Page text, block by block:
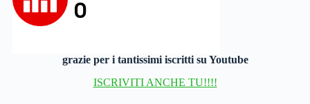
grazie per i tantissimi iscritti su Youtube
ISCRIVITI ANCHE TU!!!!